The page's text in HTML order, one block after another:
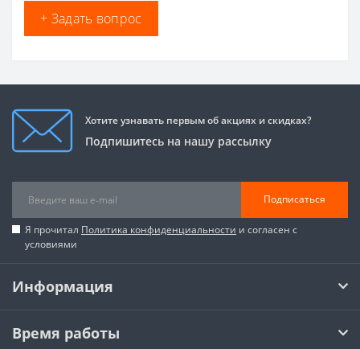
+ Задать вопрос
Хотите узнавать первым об акциях и скидках?
Подпишитесь на нашу рассылку
Подписаться
Я прочитал Политика конфиденциальности и согласен с
условиями
Информация
Время работы